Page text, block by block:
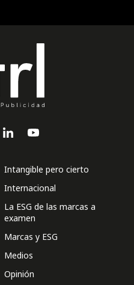
Intangible pero cierto
Internacional
La ESG de las marcas a
examen
Marcas y ESG
Medios
Opinión